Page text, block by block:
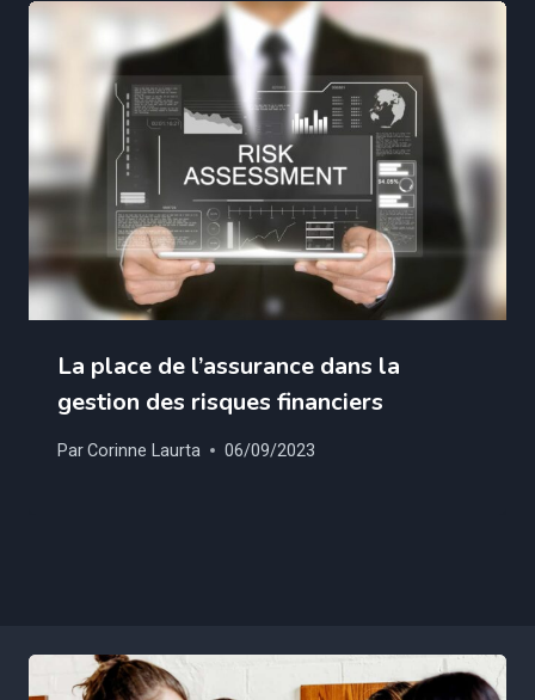
La place de l’assurance dans la
gestion des risques financiers
ParCorinne Laurta 06/09/2023